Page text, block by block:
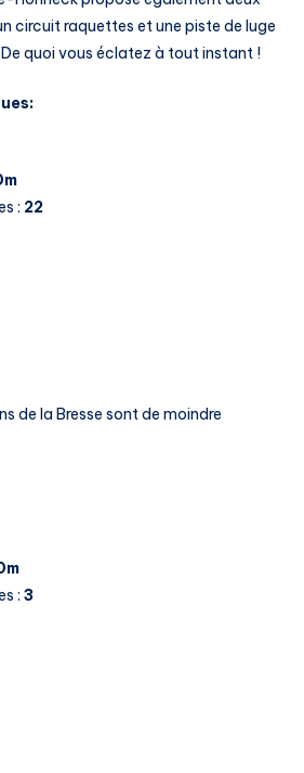
circuit raquettes et une piste de luge
quoi vous éclatez à tout instant !
: 22
de la Bresse sont de moindre
: 3